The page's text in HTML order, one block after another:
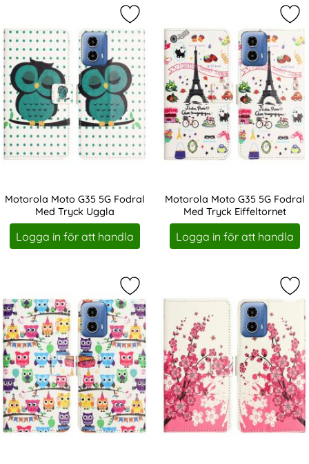
Motorola Moto G35 5G Fodral
Med Tryck Uggla
Art. nr 234322
Logga in för att handla
Markera motorola Moto G35 5G
Motorola Moto G35 5G Fodral
Med Tryck Eiffeltornet
Art. nr 234323
Logga in för att handla
Markera motorola Moto G35 5G